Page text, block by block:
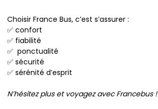
Choisir France Bus, c’est s’assurer :
✅ confort
✅ fiabilité
✅ ponctualité
✅ sécurité
✅ sérénité d’esprit
N’hésitez plus et voyagez avec Francebus !